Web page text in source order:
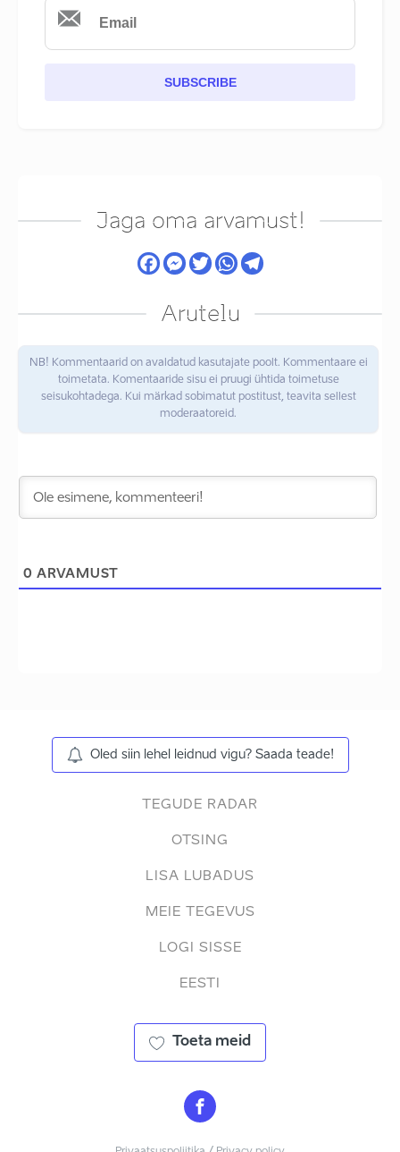
SUBSCRIBE
Jaga oma arvamust!
Arutelu
NB! Kommentaarid on avaldatud kasutajate poolt. Kommentaare ei
toimetata. Komentaaride sisu ei pruugi ühtida toimetuse
seisukohtadega. Kui märkad sobimatut postitust, teavita sellest
moderaatoreid.
0 ARVAMUST
Oled siin lehel leidnud vigu? Saada teade!
TEGUDE RADAR
OTSING
LISA LUBADUS
MEIE TEGEVUS
LOGI SISSE
EESTI
Toeta meid